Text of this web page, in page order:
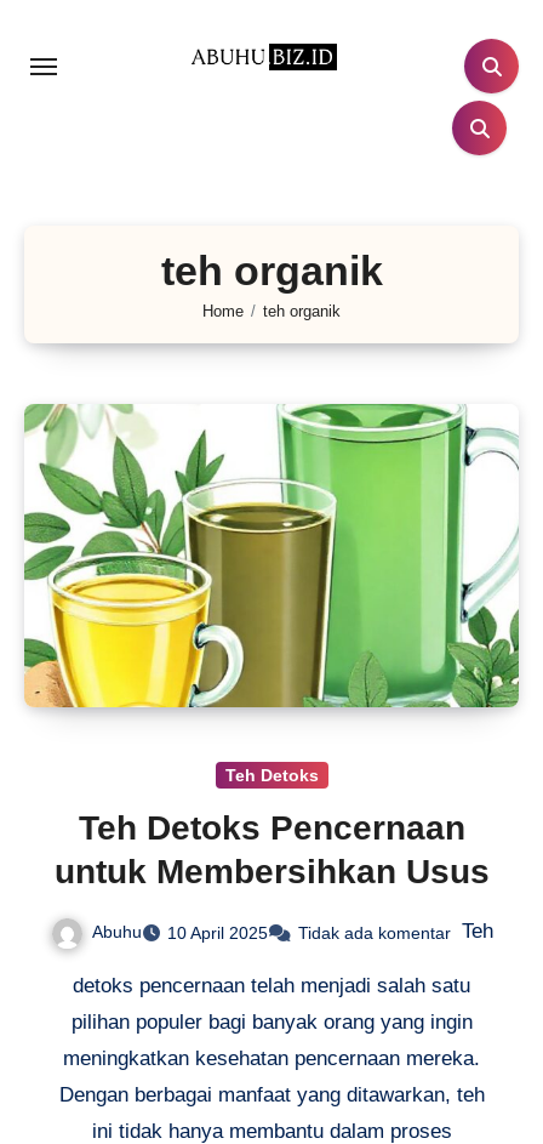
teh organik
Home teh organik
Teh Detoks
Teh Detoks Pencernaan
untuk Membersihkan Usus
Abuhu 10 April 2025 Tidak ada komentar Teh
detoks pencernaan telah menjadi salah satu
pilihan populer bagi banyak orang yang ingin
meningkatkan kesehatan pencernaan mereka.
Dengan berbagai manfaat yang ditawarkan, teh
ini tidak hanya membantu dalam proses